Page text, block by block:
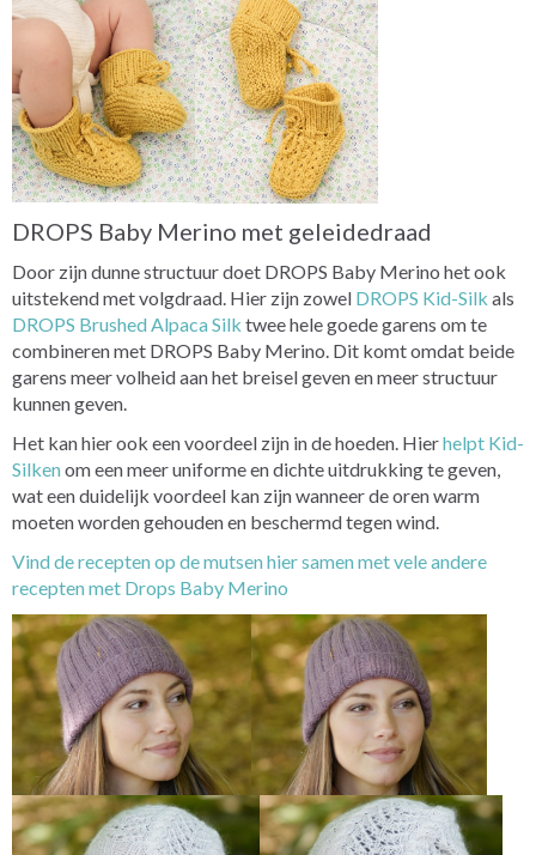
DROPS Baby Merino met geleidedraad
Door zijn dunne structuur doet DROPS Baby Merino het ook
uitstekend met volgdraad. Hier zijn zowel DROPS Kid-Silk als
DROPS Brushed Alpaca Silk twee hele goede garens om te
combineren met DROPS Baby Merino. Dit komt omdat beide
garens meer volheid aan het breisel geven en meer structuur
kunnen geven.
Het kan hier ook een voordeel zijn in de hoeden. Hierhelpt Kid-
Silkenom een meer uniforme en dichte uitdrukking te geven,
wat een duidelijk voordeel kan zijn wanneer de oren warm
moeten worden gehouden en beschermd tegen wind.
Vind de recepten op de mutsen hier samen met vele andere
recepten met Drops Baby Merino